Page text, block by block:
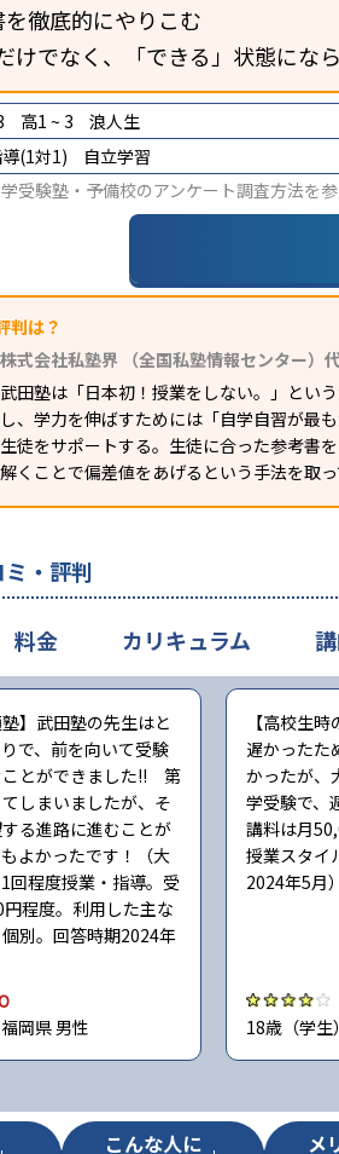
徹底的にやりこむ
けでなく、「できる」状態にな
高1 ~ 3
浪人生
(1対1)
自立学習
受験塾・予備校のアンケート調査方法を
判は？
株式会社私塾界 （全国私塾情報センター）
武田塾は「日本初！授業をしない。」とい
し、学力を伸ばすためには「自学自習が最
生徒をサポートする。生徒に合った参考書
解くことで偏差値をあげるという手法を取っ
・評判
塾】武田塾の先生はと
で、前を向いて受験
ことができました!! 第
しまいましたが、そ
る進路に進むことが
よかったです！（大
回程度授業・指導。受
程度。利用した主な
別。回答時期2024年
岡県 男性
【高校生
遅かったた
かったが、
学受験で、
講料は月
授業スタイ
2024年5月）
18歳（学生
料金 カリキュラム
こんな人に メ